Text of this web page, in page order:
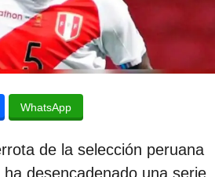
i
ó
WhatsApp
de la selección peruana
desencadenado una serie